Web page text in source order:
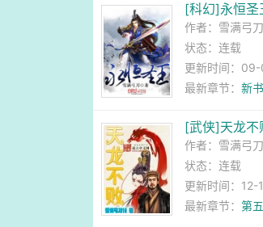
[科幻]永恒圣
作者： 雪满弓刀
状态：连载
更新时间：
最新章节：新
[武侠]天龙不
作者： 雪满弓
状态：连载
更新时间：
最新章节：第